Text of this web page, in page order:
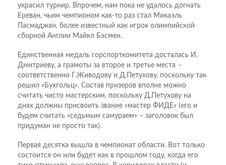
украсил турнир. Впрочем, нам пока не удалось догнать
Ереван, чьим чемпионом как-то раз стал Микаэль
Пасмаджян, более известный как игрок олимпийской
сборной Англии Майкл Бэсмен.
Единственная медаль горспорткомитета досталась И.
Дмитриеву, а грамоты за второе и третье места –
соответственно Г.Живодову и Д.Петухову, поскольку так
решил «Бухгольц». Состав призеров вполне можно
считать чисто мастерским, поскольку Д.Петухову на
днях должны присвоить звание «мастер ФИДЕ» (его и
будем считать «седьмым самураем» – заголовок был
придуман не просто так).
Первая десятка вышла в чемпионат области. Вот только
состоится он или будет как в прошлом году, когда его